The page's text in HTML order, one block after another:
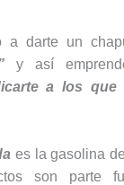
a darte un
y así
a los
es la gasolina
son parte